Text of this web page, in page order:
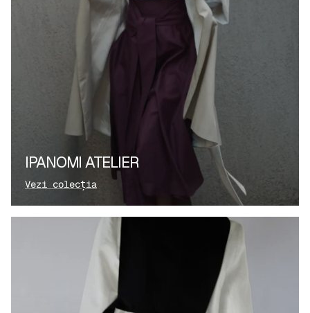
IPANOMI ATELIER
Vezi colecția